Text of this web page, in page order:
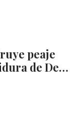
peaje
de De…